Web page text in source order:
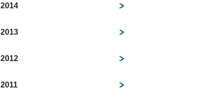
2014
2013
2012
2011